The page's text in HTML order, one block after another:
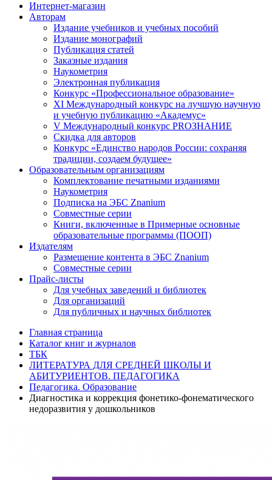
Интернет-магазин
Авторам
Издание учебников и учебных пособий
Издание монографий
Публикация статей
Заказные издания
Наукометрия
Электронная публикация
Конкурс «Профессиональное образование»
XI Международный конкурс на лучшую научную
и учебную публикацию «Академус»
V Международный конкурс PROЗНАНИЕ
Скидка для авторов
Конкурс «Единство народов России: сохраняя
традиции, создаем будущее»
Образовательным организациям
Комплектование печатными изданиями
Наукометрия
Подписка на ЭБС Znanium
Совместные серии
Книги, включенные в Примерные основные
образовательные программы (ПООП)
Издателям
Размещение контента в ЭБС Znanium
Совместные серии
Прайс-листы
Для учебных заведений и библиотек
Для организаций
Для публичных и научных библиотек
Главная страница
Каталог книг и журналов
ТБК
ЛИТЕРАТУРА ДЛЯ СРЕДНЕЙ ШКОЛЫ И
АБИТУРИЕНТОВ. ПЕДАГОГИКА
Педагогика. Образование
Диагностика и коррекция фонетико-фонематического
недоразвития у дошкольников